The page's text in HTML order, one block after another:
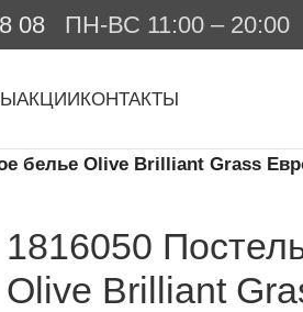
08 ПН-ВС 11:00 – 20:00
АКЦИИКОНТАКТЫ
белье Olive Brilliant Grass
1816050
Olive Brilliant